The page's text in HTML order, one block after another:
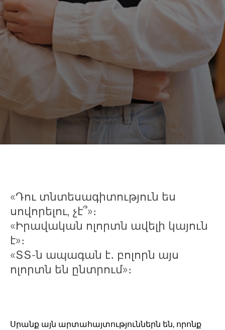
«Դու տնտեսագիտություն ես
սովորելու, չէ՞»։
«Իրավական ոլորտն ավելի կայուն
է»։
«ՏՏ-ն ապագան է․ բոլորն այս
ոլորտն են ընտրում»։
Սրանք այն արտահայտություններն են, որոնք